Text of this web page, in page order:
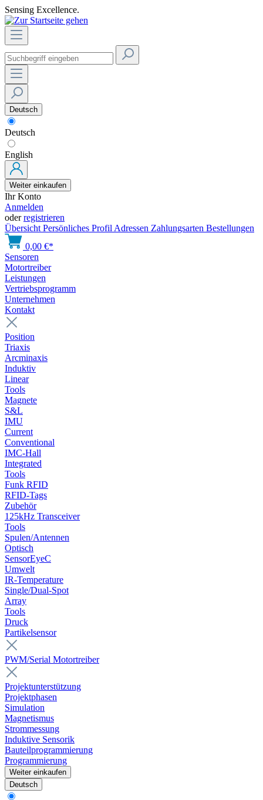
Sensing Excellence.
Deutsch
Deutsch
English
Weiter einkaufen
Ihr Konto
Anmelden
oderregistrieren
Übersicht Persönliches Profil Adressen Zahlungsarten Bestellungen
0,00 €*
Sensoren
Motortreiber
Leistungen
Vertriebsprogramm
Unternehmen
Kontakt
Position
Triaxis
Arcminaxis
Induktiv
Linear
Tools
Magnete
S&L
IMU
Current
Conventional
IMC-Hall
Integrated
Tools
Funk RFID
RFID-Tags
Zubehör
125kHz Transceiver
Tools
Spulen/Antennen
Optisch
SensorEyeC
Umwelt
IR-Temperature
Single/Dual-Spot
Array
Tools
Druck
Partikelsensor
PWM/Serial Motortreiber
Projektunterstützung
Projektphasen
Simulation
Magnetismus
Strommessung
Induktive Sensorik
Bauteilprogrammierung
Programmierung
Weiter einkaufen
Deutsch